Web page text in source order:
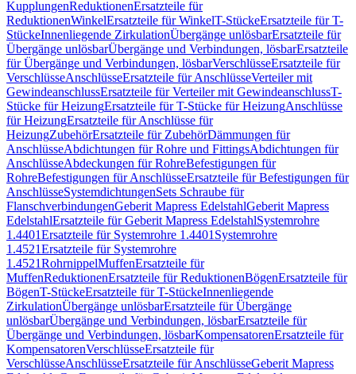
KupplungenReduktionenErsatzteile für
ReduktionenWinkelErsatzteile für WinkelT-StückeErsatzteile für T-
StückeInnenliegende ZirkulationÜbergänge unlösbarErsatzteile für
Übergänge unlösbarÜbergänge und Verbindungen, lösbarErsatzteile
für Übergänge und Verbindungen, lösbarVerschlüsseErsatzteile für
VerschlüsseAnschlüsseErsatzteile für AnschlüsseVerteiler mit
GewindeanschlussErsatzteile für Verteiler mit GewindeanschlussT-
Stücke für HeizungErsatzteile für T-Stücke für HeizungAnschlüsse
für HeizungErsatzteile für Anschlüsse für
HeizungZubehörErsatzteile für ZubehörDämmungen für
AnschlüsseAbdichtungen für Rohre und FittingsAbdichtungen für
AnschlüsseAbdeckungen für RohreBefestigungen für
RohreBefestigungen für AnschlüsseErsatzteile für Befestigungen für
AnschlüsseSystemdichtungenSets Schraube für
FlanschverbindungenGeberit Mapress EdelstahlGeberit Mapress
EdelstahlErsatzteile für Geberit Mapress EdelstahlSystemrohre
1.4401Ersatzteile für Systemrohre 1.4401 Systemrohre
1.4521Ersatzteile für Systemrohre
1.4521RohrnippelMuffenErsatzteile für
MuffenReduktionenErsatzteile für ReduktionenBögenErsatzteile für
BögenT-StückeErsatzteile für T-StückeInnenliegende
ZirkulationÜbergänge unlösbarErsatzteile für Übergänge
unlösbarÜbergänge und Verbindungen, lösbarErsatzteile für
Übergänge und Verbindungen, lösbarKompensatorenErsatzteile für
KompensatorenVerschlüsseErsatzteile für
VerschlüsseAnschlüsseErsatzteile für AnschlüsseGeberit Mapress